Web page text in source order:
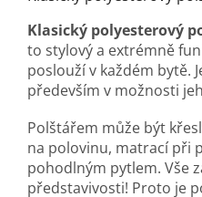
Klasický polyesterový
to stylový a extrémně
poslouží v každém bytě.
především v možnosti
Polštářem může být
na polovinu, matrací při
pohodlným pytlem. Vše
představivosti! Proto je